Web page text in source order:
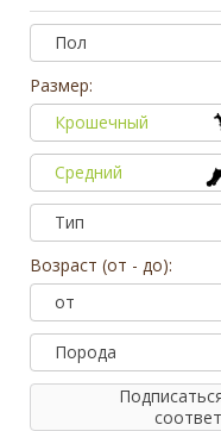
Вес (кг)
0 3 6 10 13
Равнодушное
Может проявить
Пол
Размер:
Крошечный
Средний
Тип
Возраст (от - до):
от
Порода